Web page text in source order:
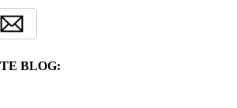
BLOG: